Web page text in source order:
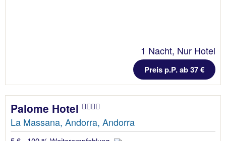
1 Nacht, Nur Hotel
Preis p.P. ab 37 €
Palome Hotel
La Massana, Andorra, Andorra